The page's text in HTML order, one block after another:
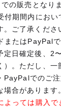
の販売となりま
付期間内におい
ご了承くださ
またはPayPal
定日確定後、2
）。ただし、
PayPalでのご
合があります。
よっては購入